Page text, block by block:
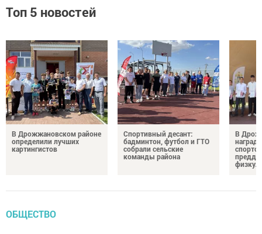
Топ 5 новостей
В Дрожжановском районе
определили лучших
картингистов
Спортивный десант:
бадминтон, футбол и ГТО
собрали сельские
команды района
В
ОБЩЕСТВО